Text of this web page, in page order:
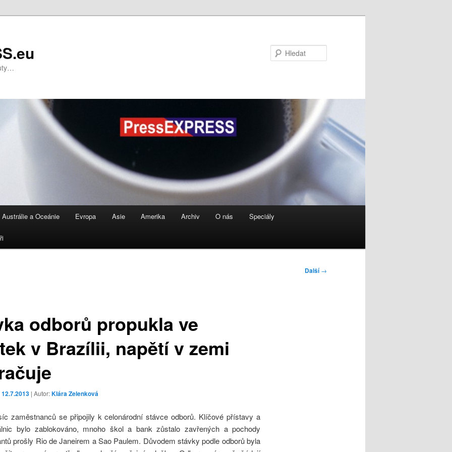
Austrálie a Oceánie Evropa Asie Amerika Archiv O nás Speciály
Další→
odborů propukla ve
v Brazílii, napětí v zemi
12.7.2013 | Autor:Klára Zelenková
zaměstnanců se připojily k celonárodní stávce odborů. Klíčové přístavy a
bylo zablokováno, mnoho škol a bank zůstalo zavřených a pochody
prošly Rio de Janeirem a Sao Paulem. Důvodem stávky podle odborů byla